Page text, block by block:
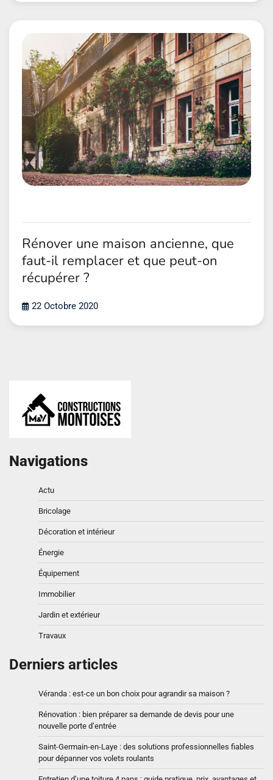
Rénover une maison ancienne, que
faut-il remplacer et que peut-on
récupérer ?
22 Octobre 2020
Navigations
Actu
Bricolage
Décoration et intérieur
Énergie
Équipement
Immobilier
Jardin et extérieur
Travaux
Derniers articles
Véranda : est-ce un bon choix pour agrandir sa maison ?
Rénovation : bien préparer sa demande de devis pour une
nouvelle porte d’entrée
Saint-Germain-en-Laye : des solutions professionnelles fiables
pour dépanner vos volets roulants